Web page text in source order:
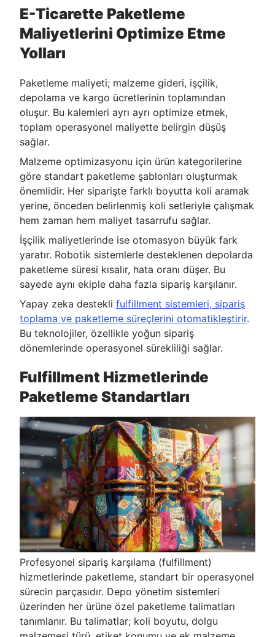
E-Ticarette Paketleme
Maliyetlerini Optimize Etme
Yolları
Paketleme maliyeti; malzeme gideri, işçilik,
depolama ve kargo ücretlerinin toplamından
oluşur. Bu kalemleri ayrı ayrı optimize etmek,
toplam operasyonel maliyette belirgin düşüş
sağlar.
Malzeme optimizasyonu için ürün kategorilerine
göre standart paketleme şablonları oluşturmak
önemlidir. Her siparişte farklı boyutta koli aramak
yerine, önceden belirlenmiş koli setleriyle çalışmak
hem zaman hem maliyet tasarrufu sağlar.
İşçilik maliyetlerinde ise otomasyon büyük fark
yaratır. Robotik sistemlerle desteklenen depolarda
paketleme süresi kısalır, hata oranı düşer. Bu
sayede aynı ekiple daha fazla sipariş karşılanır.
Yapay zeka destekli fulfillment sistemleri, sipariş
toplama ve paketleme süreçlerini otomatikleştirir.
Bu teknolojiler, özellikle yoğun sipariş
dönemlerinde operasyonel sürekliliği sağlar.
Fulfillment Hizmetlerinde
Paketleme Standartları
Profesyonel sipariş karşılama (fulfillment)
hizmetlerinde paketleme, standart bir operasyonel
sürecin parçasıdır. Depo yönetim sistemleri
üzerinden her ürüne özel paketleme talimatları
tanımlanır. Bu talimatlar; koli boyutu, dolgu